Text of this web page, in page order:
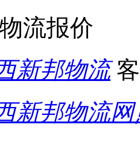
流报价
新邦物流客
新邦物流